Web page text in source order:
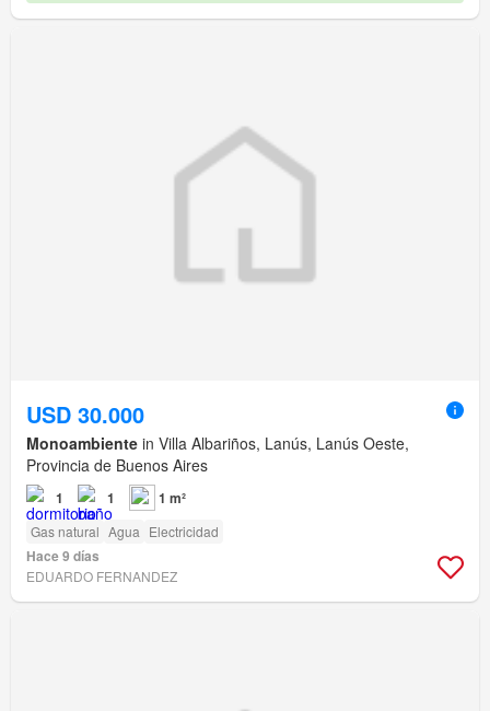
USD 30.000
Monoambiente in Villa Albariños, Lanús, Lanús Oeste,
Provincia de Buenos Aires
1 1 1 m²
Gas natural Agua Electricidad
Hace 9 días
EDUARDO FERNANDEZ